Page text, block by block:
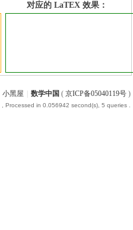
对应的 LaTEX 效果：
小黑屋 数学中国 ( 京ICP备05040119号)
, Processed in 0.056942 second(s), 5 queries .